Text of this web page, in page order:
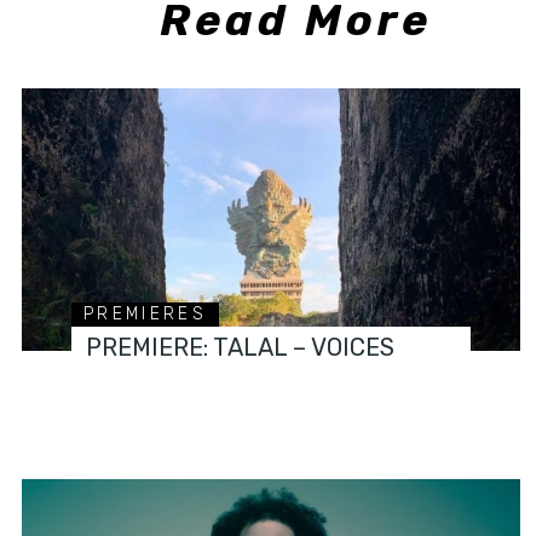
Read More
PREMIERES
PREMIERE: TALAL – VOICES